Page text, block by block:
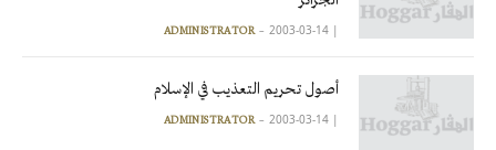
|
ADMINISTRATOR 2003-03-14
أصول تحريم التعذيب في الإسلام
|
ADMINISTRATOR 2003-03-14